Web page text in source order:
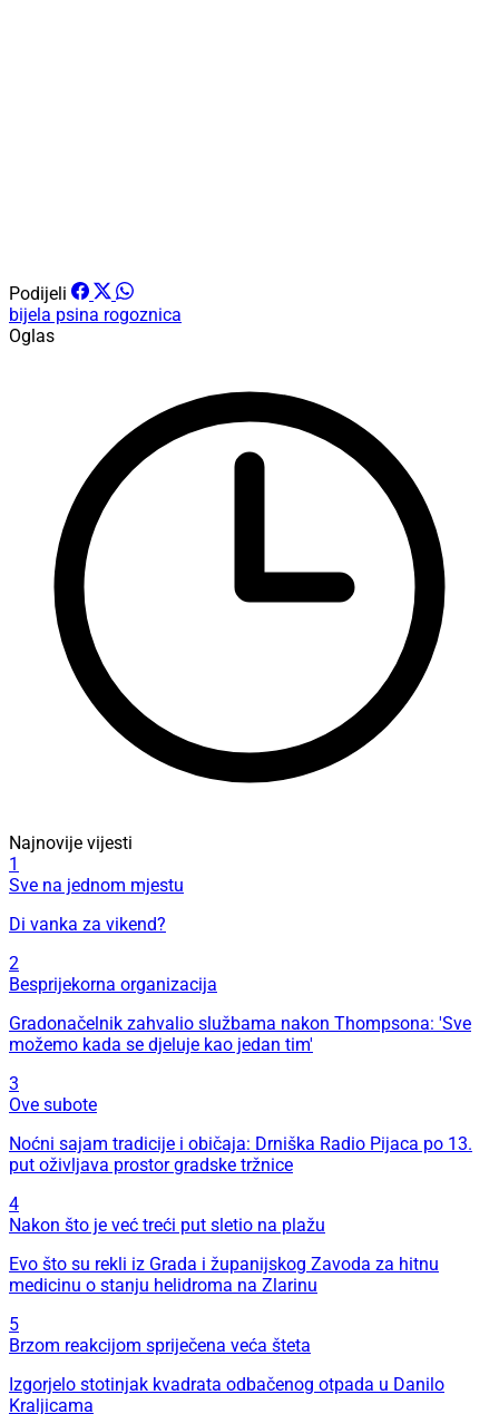
Podijeli
bijela psina rogoznica
Oglas
Najnovije vijesti
1
Sve na jednom mjestu
Di vanka za vikend?
2
Besprijekorna organizacija
Gradonačelnik zahvalio službama nakon Thompsona: 'Sve
možemo kada se djeluje kao jedan tim'
3
Ove subote
Noćni sajam tradicije i običaja: Drniška Radio Pijaca po 13.
put oživljava prostor gradske tržnice
4
Nakon što je već treći put sletio na plažu
Evo što su rekli iz Grada i županijskog Zavoda za hitnu
medicinu o stanju helidroma na Zlarinu
5
Brzom reakcijom spriječena veća šteta
Izgorjelo stotinjak kvadrata odbačenog otpada u Danilo
Kraljicama